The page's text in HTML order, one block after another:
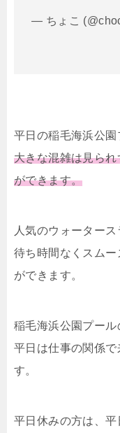
— ちょこ
平日の稲毛海浜公園
大きな混雑は見ら
ができます。
人気のウォーター
待ち時間なくスム
ができます。
稲毛海浜公園プー
平日は仕事の関係で
す。
平日休みの方は、